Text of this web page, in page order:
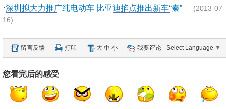
·深圳拟大力推广纯电动车 比亚迪掐点推出新车“秦” (2013-07-
16)
留言反馈 打印 大 中 小 我要评论 Select Language ▼
您看完后的感受